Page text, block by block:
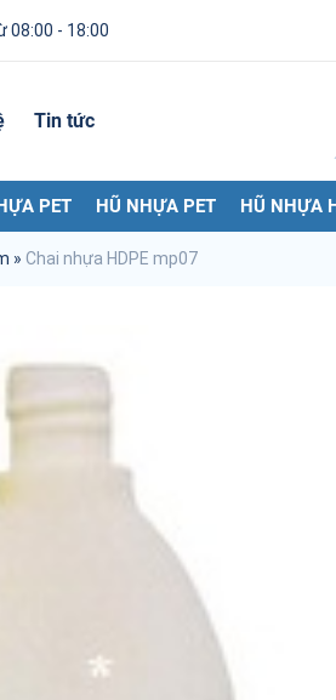
08:00 - 18:00
Tin tức
PET HŨ NHỰA PET HŨ NHỰA
» Chai nhựa HDPE mp07